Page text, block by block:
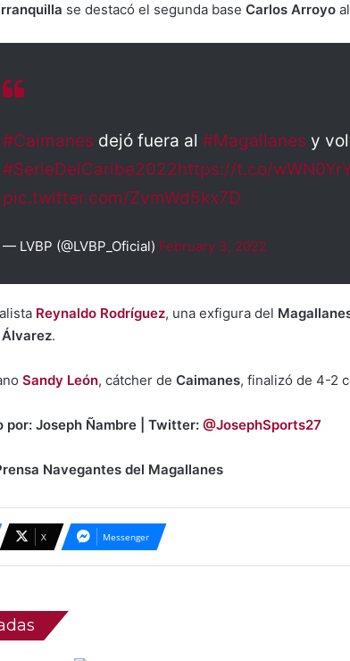
se destacó el segunda base Carlos Arroyo
#Caimanes dejó fuera al #Magallanes y
#SerieDelCaribe2022https://t.co/
pic.twitter.com/ZvmWd5kx7D
— LVBP (@LVBP_Oficial) February 3, 2022
Reynaldo Rodríguez, una exfigura del
Álvarez.
Sandy León, cátcher de Caimanes, finalizó de 4-2
por: Joseph Ñambre | Twitter: @JosephSports27
Navegantes del Magallanes
X Messenger